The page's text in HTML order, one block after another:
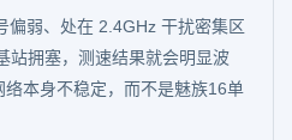
偏弱、处在 2.4GHz 干扰密集区
站拥塞，测速结果就会明显波
络本身不稳定，而不是魅族16单